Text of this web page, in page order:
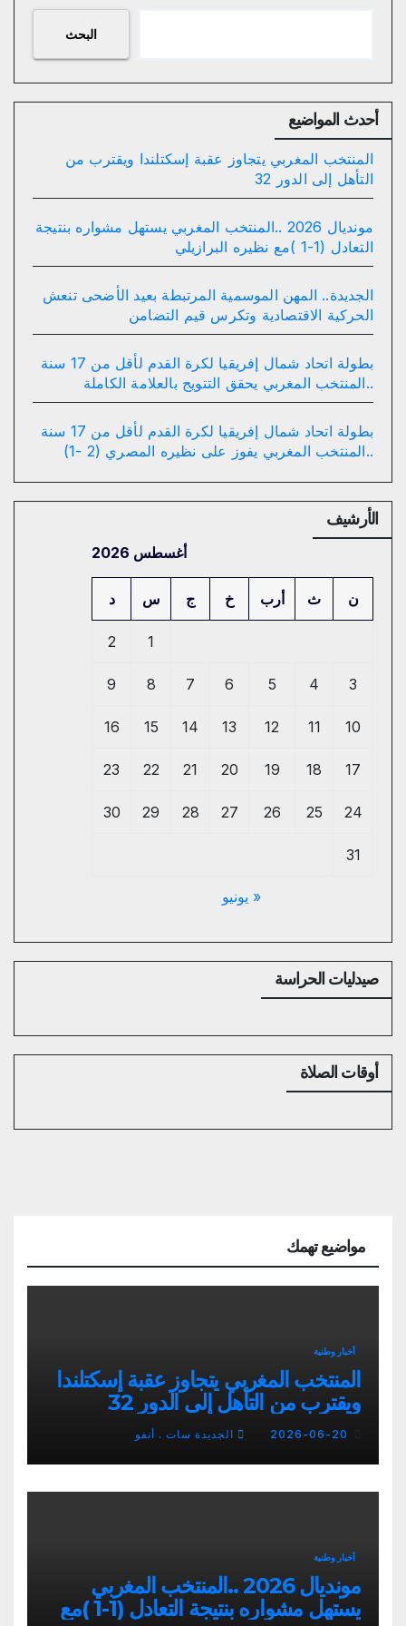
البحث
أحدث المواضيع
المنتخب المغربي يتجاوز عقبة إسكتلندا ويقترب من
التأهل إلى الدور 32
مونديال 2026 ..المنتخب المغربي يستهل مشواره بنتيجة
التعادل (1-1 )مع نظيره البرازيلي
الجديدة.. المهن الموسمية المرتبطة بعيد الأضحى تنعش
الحركية الاقتصادية وتكرس قيم التضامن
بطولة اتحاد شمال إفريقيا لكرة القدم لأقل من 17 سنة
..المنتخب المغربي يحقق التتويج بالعلامة الكاملة
بطولة اتحاد شمال إفريقيا لكرة القدم لأقل من 17 سنة
..المنتخب المغربي يفوز على نظيره المصري (2 -1)
الأرشيف
أغسطس 2026
ن ث أرب خ ج س د
1
2
3
4
5
6
7
8
9
10
11
12
13
14
15
16
17
18
19
20
21
22
23
24
25
26
27
28
29
30
31
« يونيو
صيدليات الحراسة
أوقات الصلاة
مواضيع تهمك
أخبار وطنية
المنتخب المغربي يتجاوز عقبة إسكتلندا
ويقترب من التأهل إلى الدور 32
2026-06-20 الجديدة سات . أنفو
أخبار وطنية
مونديال 2026 ..المنتخب المغربي
يستهل مشواره بنتيجة التعادل (1-1 )مع